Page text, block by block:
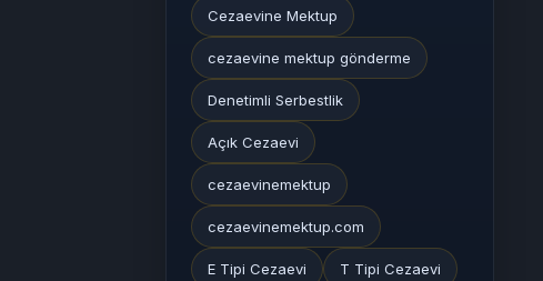
Cezaevine Mektup
cezaevine mektup gönderme
Denetimli Serbestlik
Açık Cezaevi
cezaevinemektup
cezaevinemektup.com
E Tipi Cezaevi T Tipi Cezaevi